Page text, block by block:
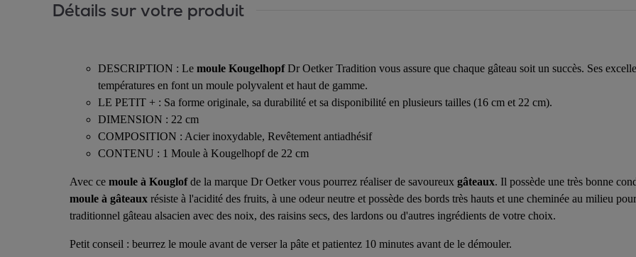
Détails sur votre produit
DESCRIPTION : Le moule KougelhopfDr Oetker Tradition vous assure que chaque gâteau soit un succès. Ses
températures en font un moule polyvalent et haut de gamme.
LE PETIT + : Sa forme originale, sa durabilité et sa disponibilité en plusieurs tailles (16 cm et 22 cm).
DIMENSION : 22 cm
COMPOSITION : Acier inoxydable, Revêtement antiadhésif
CONTENU : 1 Moule à Kougelhopf de 22 cm
Avec ce moule à Kouglofde la marque Dr Oetker vous pourrez réaliser de savoureux gâteaux. Il possède une très bonne
moule à gâteaux résiste à l'acidité des fruits, à une odeur neutre et possède des bords très hauts et une cheminée au milieu
traditionnel gâteau alsacien avec des noix, des raisins secs, des lardons ou d'autres ingrédients de votre choix.
Petit conseil : beurrez le moule avant de verser la pâte et patientez 10 minutes avant de le démouler.